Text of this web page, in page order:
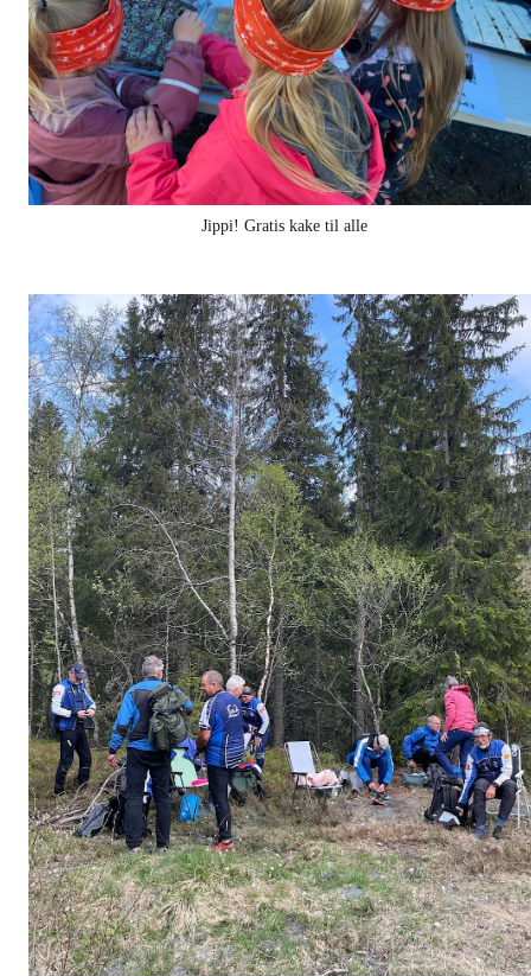
Jippi! Gratis kake til alle